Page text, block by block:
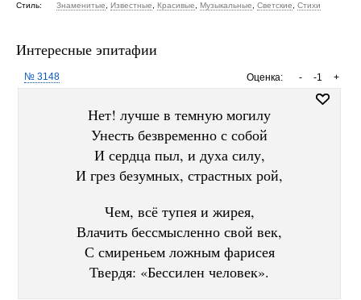
Стиль: Знаменитые Известные Красивые Музыкальные Светские Стихи
Интересные эпитафии
Оценка: +
-1
-
№ 3148
Нет! лучше в темную могилу
Унесть безвременно с собой
И сердца пыл, и духа силу,
И грез безумных, страстных рой,
Чем, всё тупея и жирея,
Влачить бессмысленно свой век,
С смиреньем ложным фарисея
Твердя: «Бессилен человек».